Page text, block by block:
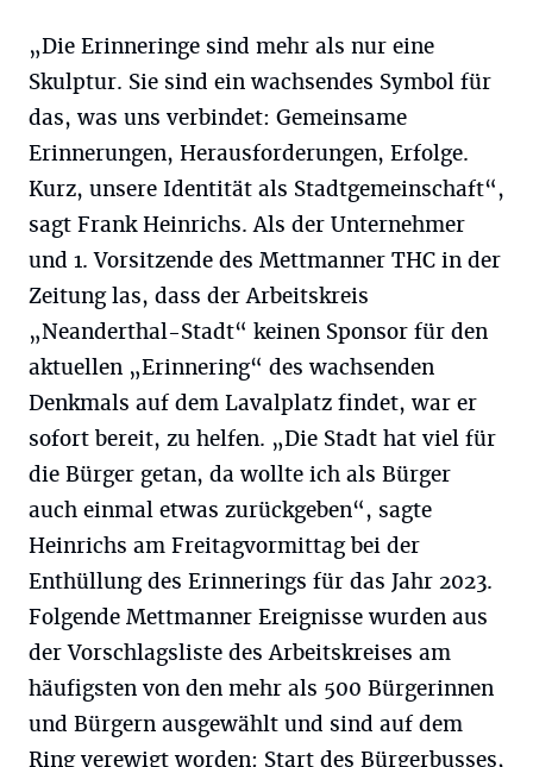
„Die Erinneringe sind mehr als nur eine
Skulptur. Sie sind ein wachsendes Symbol für
das, was uns verbindet: Gemeinsame
Erinnerungen, Herausforderungen, Erfolge.
Kurz, unsere Identität als Stadtgemeinschaft“,
sagt Frank Heinrichs. Als der Unternehmer
und 1. Vorsitzende des Mettmanner THC in der
Zeitung las, dass der Arbeitskreis
„Neanderthal-Stadt“ keinen Sponsor für den
aktuellen „Erinnering“ des wachsenden
Denkmals auf dem Lavalplatz findet, war er
sofort bereit, zu helfen. „Die Stadt hat viel für
die Bürger getan, da wollte ich als Bürger
auch einmal etwas zurückgeben“, sagte
Heinrichs am Freitagvormittag bei der
Enthüllung des Erinnerings für das Jahr 2023.
Folgende Mettmanner Ereignisse wurden aus
der Vorschlagsliste des Arbeitskreises am
häufigsten von den mehr als 500 Bürgerinnen
und Bürgern ausgewählt und sind auf dem
Ring verewigt worden: Start des Bürgerbusses,